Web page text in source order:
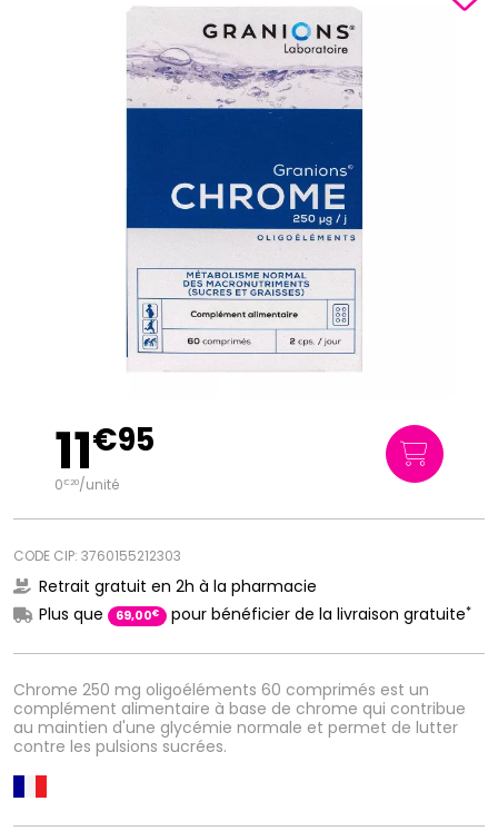
Chrome 250 mg oligoéléments 60 comprimés est un
complément alimentaire à base de chrome qui contribue
au maintien d'une glycémie normale et permet de lutter
contre les pulsions sucrées.
11€95
0€20/unité
CODE CIP: 3760155212303
Retrait gratuit en 2h à la pharmacie
Plus que
69,00€ pour bénéficier de la livraison gratuite*